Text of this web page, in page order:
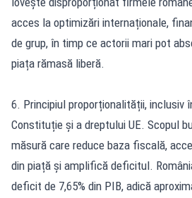
acces la optimizări internaționale,
de grup, în timp ce actorii mari pot
piața rămasă liberă.
6. Principiul proporționalității, inclusiv
Constituție și a dreptului UE. Scopul
măsură care reduce baza fiscală,
din piață și amplifică deficitul.
deficit de 7,65% din PIB, adică